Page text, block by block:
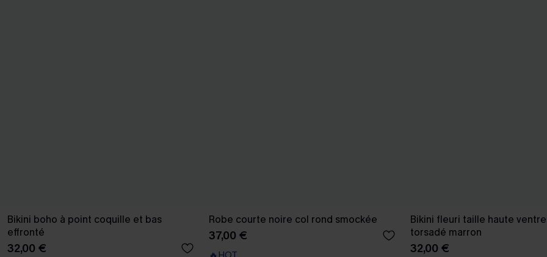
Bikini boho à point coquille et bas
effronté
32,00 €
Robe courte noire col rond smockée
37,00 €
Bikini fleuri taille haute
torsadé marron
32,00 €